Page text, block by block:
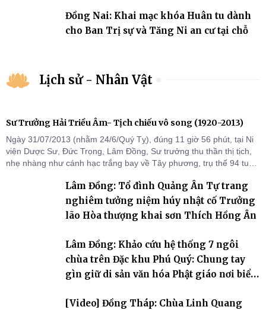
Đồng Nai: Khai mạc khóa Huân tu dành
cho Ban Trị sự và Tăng Ni an cư tại chỗ
Lịch sử - Nhân Vật
Sư Trưởng Hải Triều Âm- Tịch chiếu vô song (1920-2013)
Ngày 31/07/2013 (nhằm 24/6/Quý Tỵ), đúng 11 giờ 56 phút, tại Ni
viện Dược Sư, Đức Trọng, Lâm Đồng, Sư trưởng thu thần thị tịch,
nhẹ nhàng như cánh hạc trắng bay về Tây phương, trụ thế 94 tuổi
Lâm Đồng: Tổ đình Quảng Ân Tự trang
nghiêm tưởng niệm húy nhật cố Trưởng
lão Hòa thượng khai sơn Thích Hồng Ân
Lâm Đồng: Khảo cứu hệ thống 7 ngôi
chùa trên Đặc khu Phú Quý: Chung tay
gìn giữ di sản văn hóa Phật giáo nơi biển
[Video] Đồng Tháp: Chùa Linh Quang